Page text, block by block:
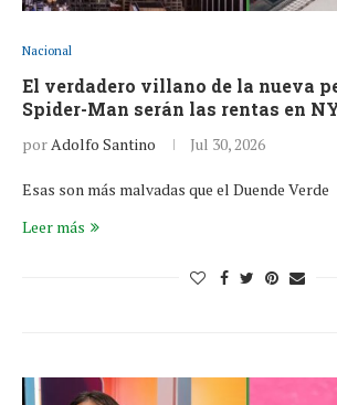
Nacional
El verdadero villano de la nueva
Spider-Man serán las rentas en
porAdolfo Santino Jul 30, 2026
Esas son más malvadas que el Duende Verde
Leer más